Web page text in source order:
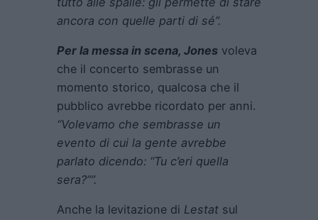
ancora con quelle parti di sé”.
Per la messa in scena, Jones voleva
che il concerto sembrasse un
momento storico, qualcosa che il
pubblico avrebbe ricordato per anni.
“Volevamo che sembrasse un
evento di cui la gente avrebbe
parlato dicendo: “Tu c’eri quella
sera?””.
Anche la levitazione di Lestat sul